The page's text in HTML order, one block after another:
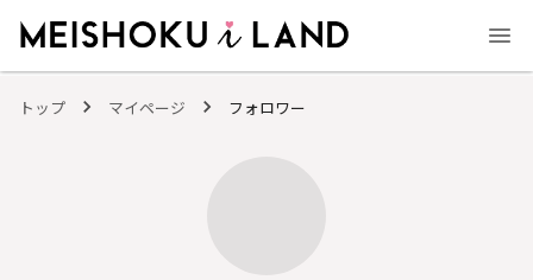
トップ マイページ フォロワー